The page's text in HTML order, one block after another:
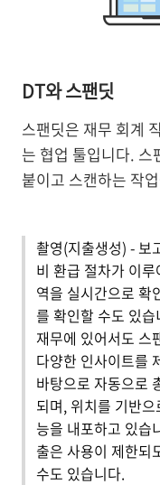
DT와 스팬딧
스팬딧은 재무 회계
는 협업 툴입니다. 스
붙이고 스캔하는 작
촬영(지출생성) - 보
비 환급 절차가 이
역을 실시간으로 확
를 확인할 수도 있습
재무에 있어서도 스
다양한 인사이트를
바탕으로 자동으로
되며, 위치를 기반
능을 내포하고 있습
출은 사용이 제한되
수도 있습니다.